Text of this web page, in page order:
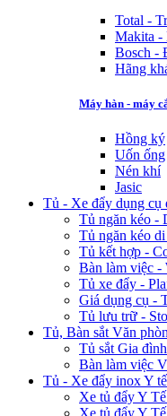
Total -
Makita -
Bosch -
Hãng
Máy hàn - máy
Hồng ký
Uốn ống
Nén khí
Jasic
Tủ - Xe đẩy dụng cụ
Tủ ngăn kéo -
Tủ ngăn kéo
Tủ kết hợp -
Bàn làm việc -
Tủ xe đẩy -
Giá dụng cụ -
Tủ lưu trữ -
Tủ, Bàn sắt Văn
Tủ sắt Gia
Bàn làm việc
Tủ - Xe đẩy inox Y tế
Xe tủ đẩy Y
Xe tủ đẩy Y